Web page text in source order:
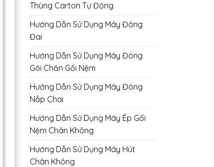
Thùng Carton Tự Động
Hướng Dẫn Sử Dụng Máy Đóng
Đai
Hướng Dẫn Sử Dụng Máy Đóng
Gói Chăn Gối Nệm
Hướng Dẫn Sử Dụng Máy Đóng
Nắp Chai
Hướng Dẫn Sử Dụng Máy Ép Gối
Nệm Chân Không
Hướng Dẫn Sử Dụng Máy Hút
Chân Không